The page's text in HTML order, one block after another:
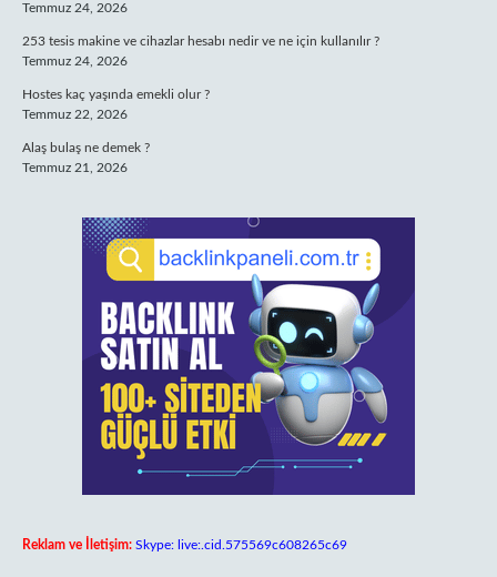
Temmuz 24, 2026
253 tesis makine ve cihazlar hesabı nedir ve ne için kullanılır ?
Temmuz 24, 2026
Hostes kaç yaşında emekli olur ?
Temmuz 22, 2026
Alaş bulaş ne demek ?
Temmuz 21, 2026
Reklam ve İletişim: Skype: live:.cid.575569c608265c69